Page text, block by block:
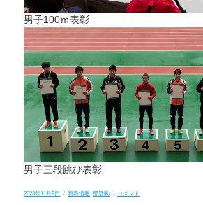
男子100ｍ表彰
男子三段跳び表彰
投
2023年11月9日
カ
新着情報,部活動
北
コメント